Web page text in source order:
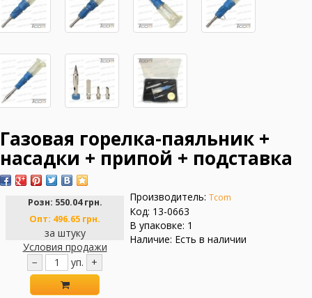
Газовая горелка-паяльник +
насадки + припой + подставка
Розн: 550.04 грн.
Опт: 496.65 грн.
за штуку
Условия продажи
−
уп. +
Производитель: Tcom
Код: 13-0663
В упаковке: 1
Наличие: Есть в наличии